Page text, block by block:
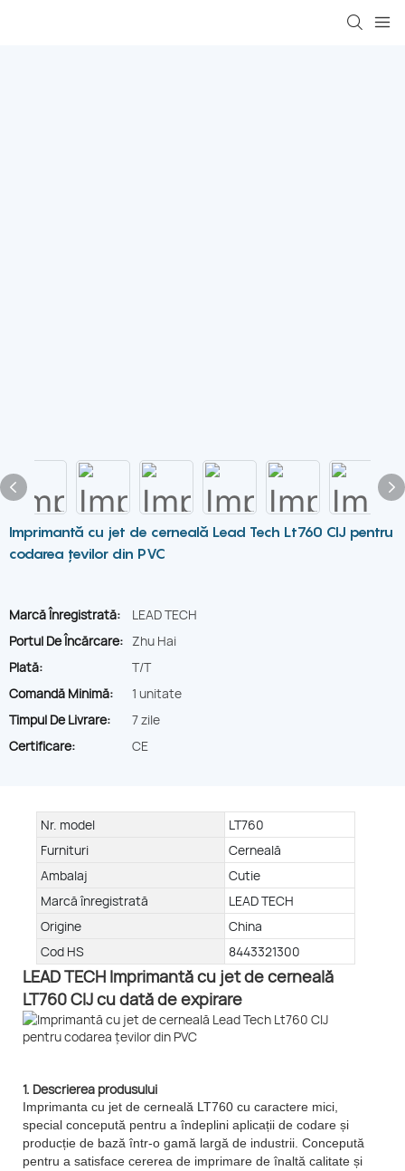
Imprimantă cu jet de cerneală Lead Tech Lt760 CIJ pentru
codarea țevilor din PVC
Marcă Înregistrată:
LEAD TECH
Portul De Încărcare: Zhu Hai
Plată:
T/T
Comandă Minimă:
1 unitate
Timpul De Livrare:
7 zile
Certificare:
CE
Nr. model
LT760
Furnituri
Cerneală
Ambalaj
Cutie
Marcă înregistrată
LEAD TECH
Origine
China
Cod HS
8443321300
LEAD TECH Imprimantă cu jet de cerneală
LT760 CIJ cu dată de expirare
1. Descrierea produsului
Imprimanta cu jet de cerneală LT760 cu caractere mici,
special concepută pentru a îndeplini aplicații de codare și
producție de bază într-o gamă largă de industrii. Concepută
pentru a satisface cererea de imprimare de înaltă calitate și